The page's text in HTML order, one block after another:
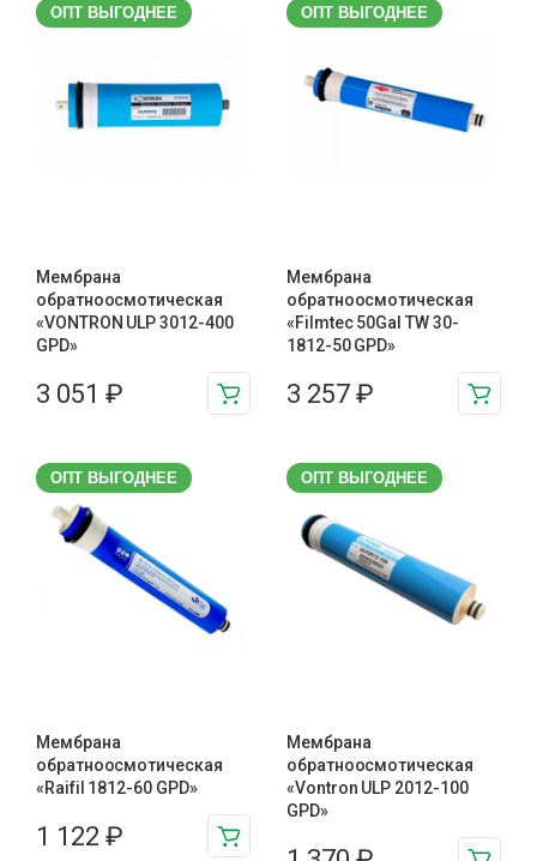
ОПТ ВЫГОДНЕЕ
Мембрана
обратноосмотическая
«VONTRON ULP 3012-400
GPD»
3 051 ₽
ОПТ ВЫГОДНЕЕ
Мембрана
обратноосмотическая
«Filmtec 50Gal TW 30-
1812-50 GPD»
3 257 ₽
ОПТ ВЫГОДНЕЕ
Мембрана
обратноосмотическая
«Raifil 1812-60 GPD»
1 122 ₽
ОПТ ВЫГОДНЕЕ
Мембрана
обратноосмотическая
«Vontron ULP 2012-100
GPD»